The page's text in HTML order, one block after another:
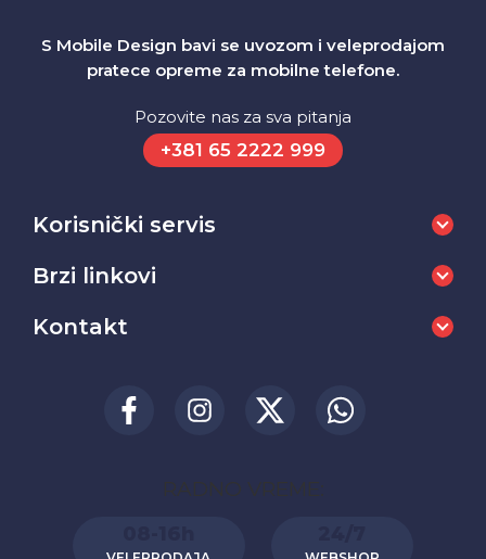
S Mobile Design bavi se uvozom i veleprodajom
pratece opreme za mobilne telefone.
Pozovite nas za sva pitanja
+381 65 2222 999
Korisnički servis
Brzi linkovi
Kontakt
RADNO VREME: